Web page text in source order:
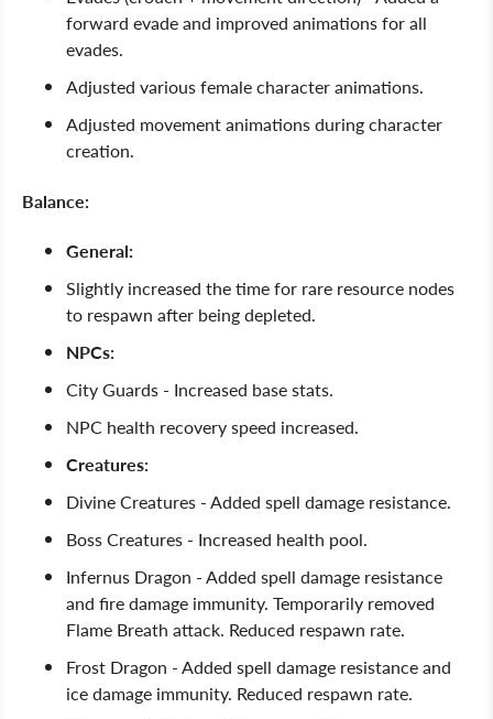
forward evade and improved animations for all
evades.
Adjusted various female character animations.
Adjusted movement animations during character
creation.
Balance:
General:
Slightly increased the time for rare resource nodes
to respawn after being depleted.
NPCs:
City Guards - Increased base stats.
NPC health recovery speed increased.
Creatures:
Divine Creatures - Added spell damage resistance.
Boss Creatures - Increased health pool.
Infernus Dragon - Added spell damage resistance
and fire damage immunity. Temporarily removed
Flame Breath attack. Reduced respawn rate.
Frost Dragon - Added spell damage resistance and
ice damage immunity. Reduced respawn rate.